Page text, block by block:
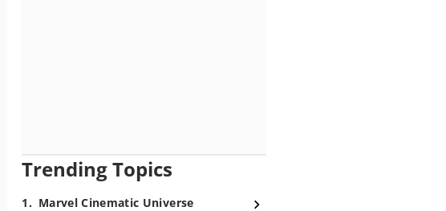
Trending Topics
1. Marvel Cinematic Universe